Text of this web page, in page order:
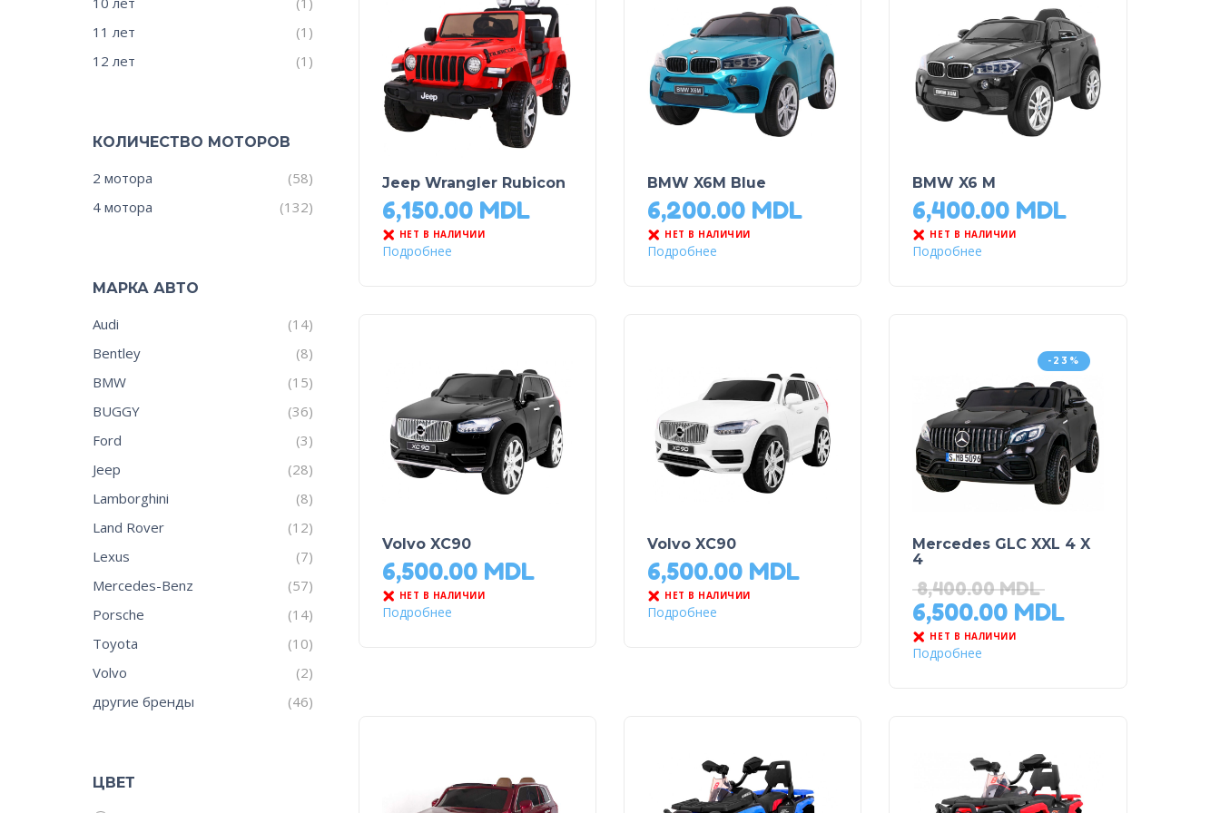
11 лет
(1)
12 лет
(1)
КОЛИЧЕСТВО МОТОРОВ
2 мотора
(58)
4 мотора
(132)
МАРКА АВТО
Audi
(14)
Bentley
(8)
BMW
(15)
BUGGY
(36)
Ford
(3)
Jeep
(28)
Lamborghini
(8)
Land Rover
(12)
Lexus
(7)
Mercedes-Benz
(57)
Porsche
(14)
Toyota
(10)
Volvo
(2)
другие бренды
(46)
ЦВЕТ
Jeep Wrangler Rubicon
6,150.00 MDL
НЕТ В НАЛИЧИИ
Подробнее
BMW X6M Blue
6,200.00 MDL
НЕТ В НАЛИЧИИ
Подробнее
BMW X6 M
6,400.00 MDL
НЕТ В НАЛИЧИИ
Подробнее
Volvo XC90
6,500.00 MDL
НЕТ В НАЛИЧИИ
Подробнее
Volvo XC90
6,500.00 MDL
НЕТ В НАЛИЧИИ
Подробнее
-23%
Mercedes GLC XXL 4 X
4
8,400.00MDL
6,500.00 MDL
НЕТ В НАЛИЧИИ
Подробнее